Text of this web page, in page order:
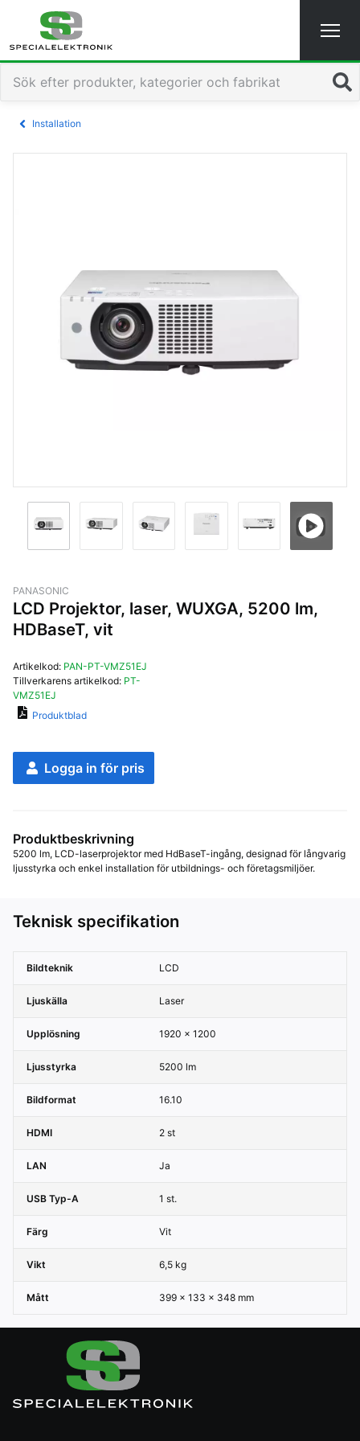
Sök
Installation
PANASONIC
LCD Projektor, laser, WUXGA, 5200 lm,
HDBaseT, vit
Artikelkod: PAN-PT-VMZ51EJ
Tillverkarens artikelkod: PT-
VMZ51EJ
Produktblad
Logga in för pris
Produktbeskrivning
5200 lm, LCD-laserprojektor med HdBaseT-ingång, designad för långvarig
ljusstyrka och enkel installation för utbildnings- och företagsmiljöer.
Teknisk specifikation
Bildteknik LCD
Ljuskälla Laser
Upplösning 1920 x 1200
Ljusstyrka 5200 lm
Bildformat 16.10
HDMI 2 st
LAN Ja
USB Typ-A 1 st.
Färg Vit
Vikt 6,5 kg
Mått 399 x 133 x 348 mm